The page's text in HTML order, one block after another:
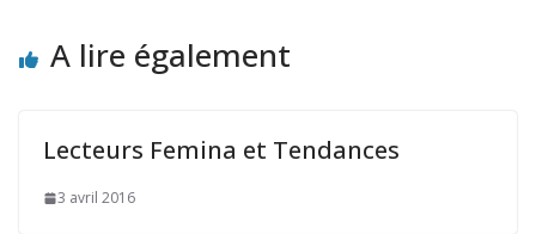
A lire également
Lecteurs Femina et Tendances
3 avril 2016